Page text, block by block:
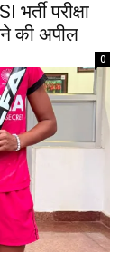
परीक्षा
की अपील
0